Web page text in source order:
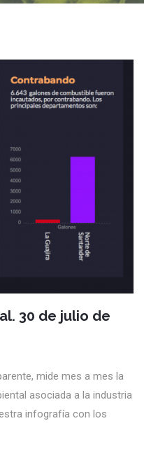
30 de julio de
mide mes a mes la
asociada a la industria
infografía con los